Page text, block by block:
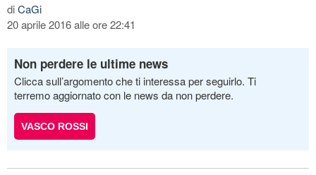
diCaGi
20 aprile 2016 alle ore 22:41
Non perdere le ultime news
Clicca sull’argomento che ti interessa per seguirlo. Ti
terremo aggiornato con le news da non perdere.
VASCO ROSSI